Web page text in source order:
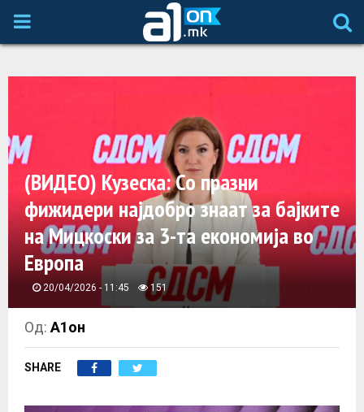
P
M
A
R
M
E
(ВИДЕО) Кузеска: Со празни
фижидери најдобро знаат за бајките
на Мицкоски за 3-та економија во
Европа
20/04/2026 - 11:45 151
Од:А1он
SHARE